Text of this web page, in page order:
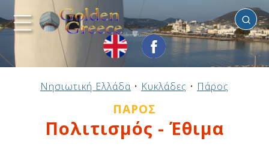
Προηγούμενο
Ελλάδα
Προηγούμενο
Αργοσαρωνικός
Προηγούμενο
B. & Α. Αιγαίο
Προηγούμενο
Δωδεκάνησα
Προηγούμενο
Ιόνια Νησιά
Προηγούμενο
Προηγούμενο
Κυκλάδες
Προηγούμενο
Σποράδες
Προηγούμενο
Ελλάδα
Προηγούμενο
Ήπειρος
Προηγούμενο
Θεσσαλία
Προηγούμενο
Προηγούμενο
Μακεδονία
Προηγούμενο
Πελοπόννησος
Προηγούμενο
Στερεά Ελλάδα
Πάρος
Νησιωτική Ελλάδα • Κυκλάδες • Πάρος
ΠΆΡΟΣ
Πολιτισμός - Έθιμα